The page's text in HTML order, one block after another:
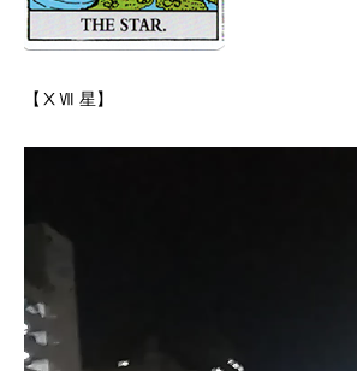
【ⅩⅦ 星】